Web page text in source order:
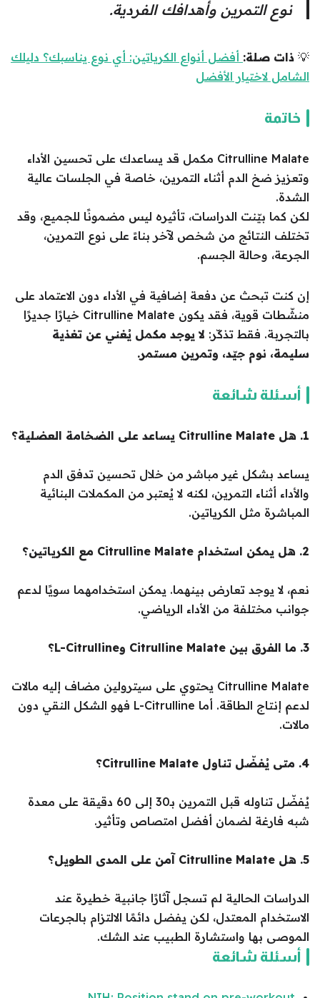
نوع التمرين وأهدافك الفردية.
💡 ذات صلة: أفضل أنواع الكرياتين: أي نوع يناسبك؟ دليلك
الشامل لاختيار الأفضل
خاتمة
Citrulline Malate مكمل قد يساعدك على تحسين الأداء
وتعزيز ضخ الدم أثناء التمرين، خاصة في الجلسات عالية
الشدة.
لكن كما بيّنت الدراسات، تأثيره ليس مضمونًا للجميع، وقد
تختلف النتائج من شخص لآخر بناءً على نوع التمرين،
الجرعة، وحالة الجسم.
إن كنت تبحث عن دفعة إضافية في الأداء دون الاعتماد على
منشّطات قوية، فقد يكون Citrulline Malate خيارًا جديرًا
بالتجربة. فقط تذكّر: لا يوجد مكمل يُغني عن تغذية
سليمة، نوم جيّد، وتمرين مستمر.
أسئلة شائعة
1. هل Citrulline Malate يساعد على الضخامة العضلية؟
يساعد بشكل غير مباشر من خلال تحسين تدفق الدم
والأداء أثناء التمرين، لكنه لا يُعتبر من المكملات البنائية
المباشرة مثل الكرياتين.
2. هل يمكن استخدام Citrulline Malate مع الكرياتين؟
نعم، لا يوجد تعارض بينهما. يمكن استخدامهما سويًا لدعم
جوانب مختلفة من الأداء الرياضي.
3. ما الفرق بين Citrulline Malate وL-Citrulline؟
Citrulline Malate يحتوي على سيترولين مضاف إليه مالات
لدعم إنتاج الطاقة. أما L-Citrulline فهو الشكل النقي دون
مالات.
4. متى يُفضّل تناول Citrulline Malate؟
يُفضّل تناوله قبل التمرين بـ30 إلى 60 دقيقة على معدة
شبه فارغة لضمان أفضل امتصاص وتأثير.
5. هل Citrulline Malate آمن على المدى الطويل؟
الدراسات الحالية لم تسجل آثارًا جانبية خطيرة عند
الاستخدام المعتدل، لكن يفضل دائمًا الالتزام بالجرعات
الموصى بها واستشارة الطبيب عند الشك.
أسئلة شائعة